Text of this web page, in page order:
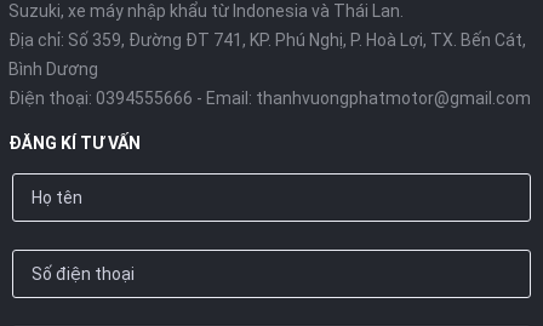
Suzuki, xe máy nhập khẩu từ Indonesia và Thái Lan.
Địa chỉ: Số 359, Đường ĐT 741, KP. Phú Nghị, P. Hoà Lợi, TX. Bến Cát,
Bình Dương
Điện thoại: 0394555666 - Email: thanhvuongphatmotor@gmail.com
ĐĂNG KÍ TƯ VẤN